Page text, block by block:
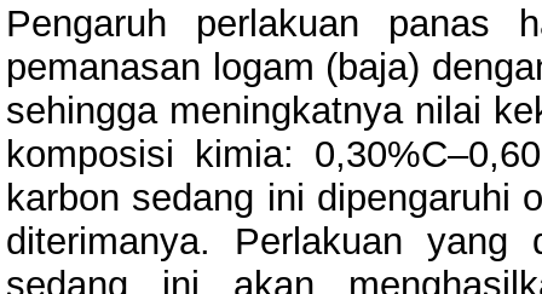
Pengaruh perlakuan panas
pemanasan logam (baja)
sehingga meningkatnya nilai
komposisi kimia:
karbon sedang ini dipengaruhi
diterimanya. Perlakuan
sedang ini akan